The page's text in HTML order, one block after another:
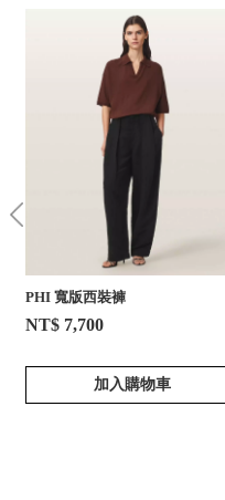
PHI 寬版西裝褲
NT$ 7,700
加入購物車